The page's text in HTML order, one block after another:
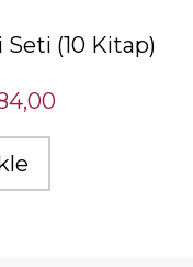
Seti (10 Kitap)